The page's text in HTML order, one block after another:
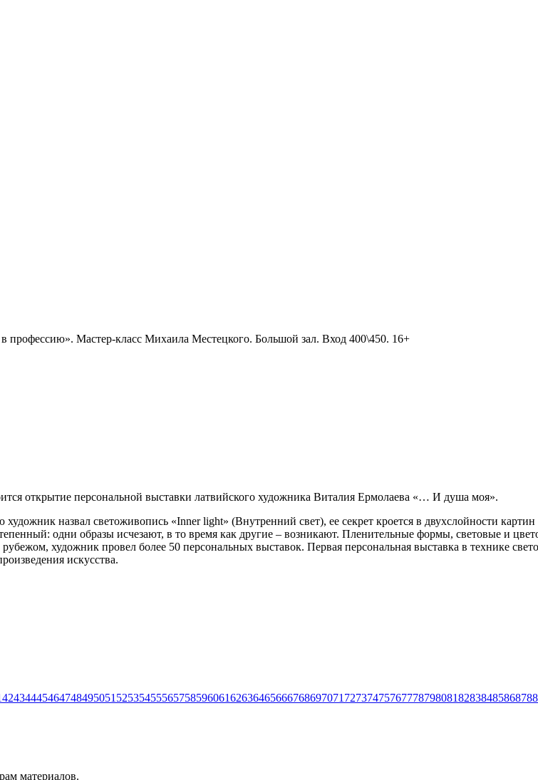
Мастер-класс Михаила Местецкого. Большой зал. Вход 400\450. 16+
открытие персональной выставки латвийского художника Виталия Ермолаева «… И душа моя».
художник назвал светоживопись «Inner light» (Внутренний свет), ее секрет кроется в
одни образы исчезают, в то время как другие – возникают. Пленительные формы, световые
художник провел более 50 персональных выставок. Первая персональная выставка в технике
искусства.
4243444546474849505152535455565758596061626364656667686970717273747576777879808182838485868788
материалов.